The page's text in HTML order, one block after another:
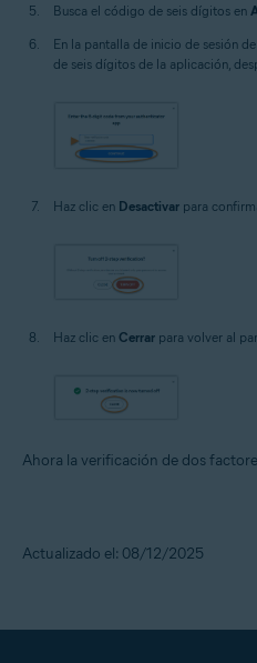
Busca el código de seis dígitos en
En la pantalla de inicio de sesión
de seis dígitos de la aplicación,
Haz clic en Desactivar para
Haz clic en Cerrar para volver al
Ahora la verificación de dos
Actualizado el: 08/12/2025